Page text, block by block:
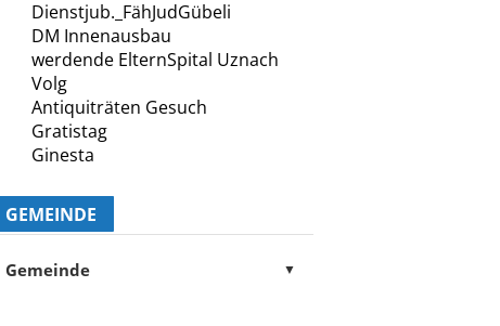
Dienstjub._FähJudGübeli
DM Innenausbau
werdende ElternSpital Uznach
Volg
Antiquiträten Gesuch
Gratistag
Ginesta
GEMEINDE
Gemeinde ▼